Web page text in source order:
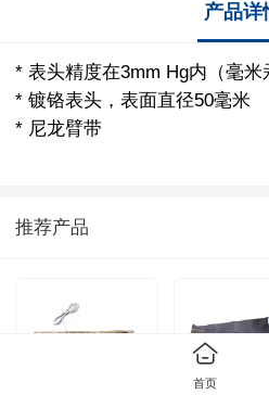
产品详
* 表头精度在3mm Hg内（毫米
* 镀铬表头，表面直径50毫米
* 尼龙臂带
推荐产品
首页